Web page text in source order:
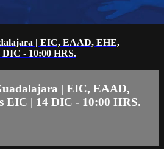
| EIC, EAAD, EHE,
DIC - 10:00 HRS.
| EIC, EAAD,
EIC | 14 DIC - 10:00 HRS.